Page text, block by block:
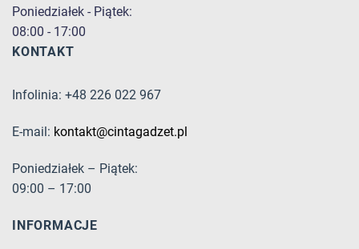
Poniedziałek - Piątek:
08:00 - 17:00
KONTAKT
Infolinia: +48 226 022 967
E-mail: kontakt@cintagadzet.pl
Poniedziałek – Piątek:
09:00 – 17:00
INFORMACJE